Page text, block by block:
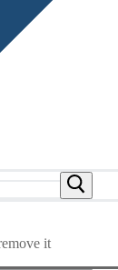
it